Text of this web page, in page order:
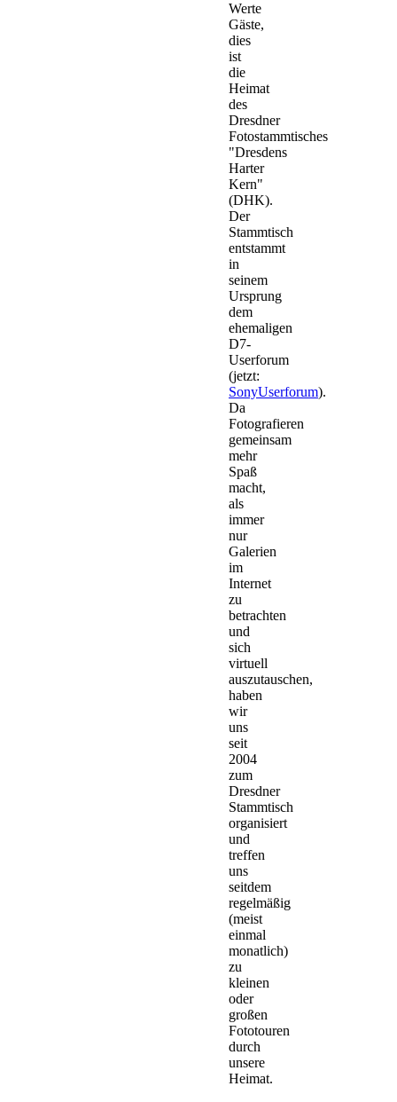
Werte
Gäste,
dies
ist
die
Heimat
des
Dresdner
Fotostammtisches
"Dresdens
Harter
Kern"
(DHK).
Der
Stammtisch
entstammt
in
seinem
Ursprung
dem
ehemaligen
D7-
Userforum
(jetzt:
SonyUserforum).
Da
Fotografieren
gemeinsam
mehr
Spaß
macht,
als
immer
nur
Galerien
im
Internet
zu
betrachten
und
sich
virtuell
auszutauschen,
haben
wir
uns
seit
2004
zum
Dresdner
Stammtisch
organisiert
und
treffen
uns
seitdem
regelmäßig
(meist
einmal
monatlich)
zu
kleinen
oder
großen
Fototouren
durch
unsere
Heimat.